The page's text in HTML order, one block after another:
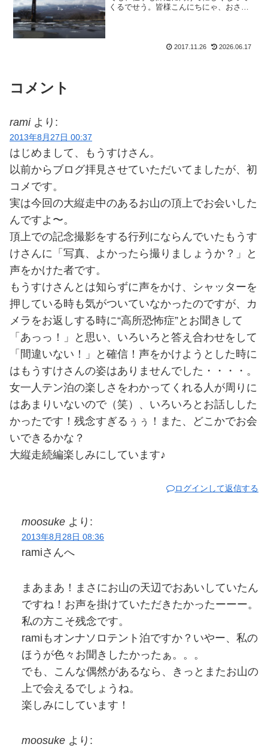
くるでせう。皆様こんにちにゃ、おさる
選択肢が私には与えられ...
2017.11.26 2026.06.17
コメント
rami より:
2013年8月27日 00:37
はじめまして、もうすけさん。
以前からブログ拝見させていただいてましたが、初
コメです。
実は今回の大縦走中のあるお山の頂上でお会いした
んですよ〜。
頂上での記念撮影をする行列にならんでいたもうす
けさんに「写真、よかったら撮りましょうか？」と
声をかけた者です。
もうすけさんとは知らずに声をかけ、シャッターを
押している時も気がついていなかったのですが、カ
メラをお返しする時に“高所恐怖症”とお聞きして
「あっっ！」と思い、いろいろと答え合わせをして
「間違いない！」と確信！声をかけようとした時に
はもうすけさんの姿はありませんでした・・・・。
女一人テン泊の楽しさをわかってくれる人が周りに
はあまりいないので（笑）、いろいろとお話しした
かったです！残念すぎるぅぅ！また、どこかでお会
いできるかな？
大縦走続編楽しみにしています♪
ログインして返信する
moosuke より:
2013年8月28日 08:36
ramiさんへ
まあまあ！まさにお山の天辺でおあいしていたん
ですね！お声を掛けていただきたかったーーー。
私の方こそ残念です。
ramiもオンナソロテント泊ですか？いやー、私の
ほうが色々お聞きしたかったぁ。。。
でも、こんな偶然があるなら、きっとまたお山の
上で会えるでしょうね。
楽しみにしています！
moosuke より: